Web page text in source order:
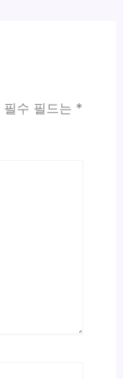
필수 필드는 *